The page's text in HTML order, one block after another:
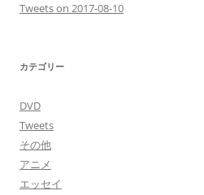
Tweets on 2017-08-10
カテゴリー
DVD
Tweets
その他
アニメ
エッセイ